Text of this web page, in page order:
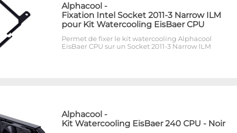
Alphacool -
Fixation Intel Socket 2011-3 Narrow ILM
pour Kit Watercooling EisBaer CPU
Permet de fixer le kit watercooling Alphacool
EisBaer CPU sur un Socket 2011-3 Narrow ILM
Alphacool -
Kit Watercooling EisBaer 240 CPU - Noir